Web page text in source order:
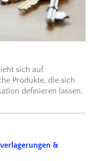
sich auf
Produkte, die sich
definieren lassen.
&